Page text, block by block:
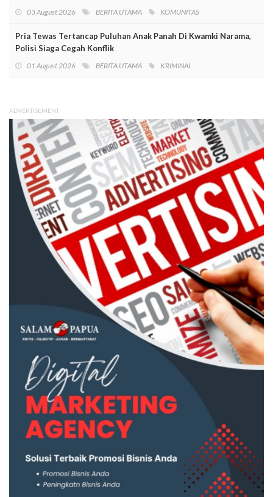
03 August 2026 BERITA UTAMA KOMUNITAS
Pria Tewas Tertancap Puluhan Anak Panah Di Kwamki Narama,
Polisi Siaga Cegah Konflik
01 August 2026 BERITA UTAMA KRIMINAL
ADVERTISEMENT